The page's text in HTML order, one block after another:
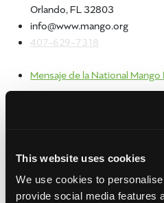
This website uses cookies
We use cookies to
provide social media features
Orlando, FL 32803
info@www.mango.org
407-629-7318
Mensaje de la National Mango
Archivo
julio 2024